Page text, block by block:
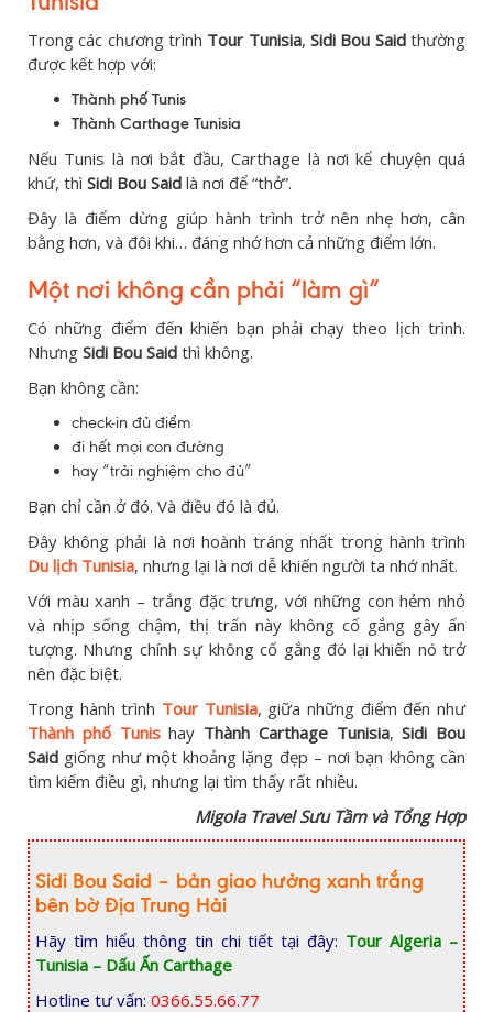
Trong các chương trình Tour Tunisia,Sidi Bou Saidthường
được kết hợp với:
Thành phố Tunis
Thành Carthage Tunisia
Nếu Tunis là nơi bắt đầu, Carthage là nơi kể chuyện quá
khứ, thì Sidi Bou Said là nơi để “thở”.
Đây là điểm dừng giúp hành trình trở nên nhẹ hơn, cân
bằng hơn, và đôi khi… đáng nhớ hơn cả những điểm lớn.
Một nơi không cần phải “làm gì”
Có những điểm đến khiến bạn phải chạy theo lịch trình.
Nhưng Sidi Bou Said thì không.
Bạn không cần:
check-in đủ điểm
đi hết mọi con đường
hay “trải nghiệm cho đủ”
Bạn chỉ cần ở đó. Và điều đó là đủ.
Đây không phải là nơi hoành tráng nhất trong hành trình
Du lịch Tunisia, nhưng lại là nơi dễ khiến người ta nhớ nhất.
Với màu xanh – trắng đặc trưng, với những con hẻm nhỏ
và nhịp sống chậm, thị trấn này không cố gắng gây ấn
tượng. Nhưng chính sự không cố gắng đó lại khiến nó trở
nên đặc biệt.
Trong hành trình Tour Tunisia, giữa những điểm đến như
Thành phố Tunishay Thành Carthage Tunisia,Sidi Bou
Said giống như một khoảng lặng đẹp – nơi bạn không cần
tìm kiếm điều gì, nhưng lại tìm thấy rất nhiều.
Migola Travel Sưu Tầm và Tổng Hợp
Sidi Bou Said – bản giao hưởng xanh trắng
bên bờ Địa Trung Hải
Hãy tìm hiểu thông tin chi tiết tại đây: Tour Algeria –
Tunisia – Dấu Ấn Carthage
Hotline tư vấn: 0366.55.66.77